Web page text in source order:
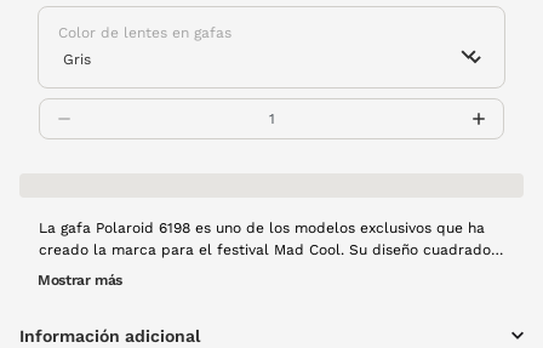
Color de lentes en gafas
La gafa Polaroid 6198 es uno de los modelos exclusivos que ha
creado la marca para el festival Mad Cool. Su diseño cuadrado
en pasta verde transparente te hará ser la estrella del festival.
Mostrar más
Información adicional